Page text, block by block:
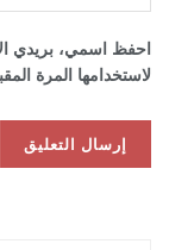
احفظ اسمي، بريدي
لاستخدامها المرة